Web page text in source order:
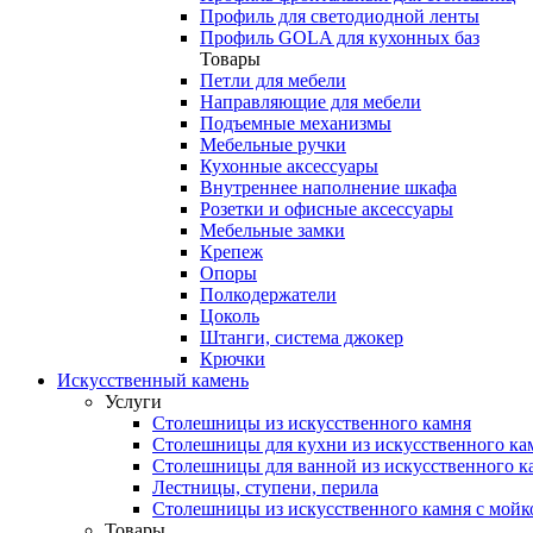
Профиль для светодиодной ленты
Профиль GOLA для кухонных баз
Товары
Петли для мебели
Направляющие для мебели
Подъемные механизмы
Мебельные ручки
Кухонные аксессуары
Внутреннее наполнение шкафа
Розетки и офисные аксессуары
Мебельные замки
Крепеж
Опоры
Полкодержатели
Цоколь
Штанги, система джокер
Крючки
Искусственный камень
Услуги
Столешницы из искусственного камня
Столешницы для кухни из искусственного
Столешницы для ванной из искусственного
Лестницы, ступени, перила
Столешницы из искусственного камня с